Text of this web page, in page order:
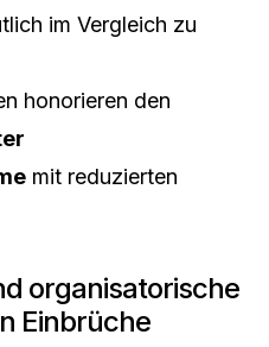
im Vergleich zu
honorieren den
mit reduzierten
organisatorische
Einbrüche